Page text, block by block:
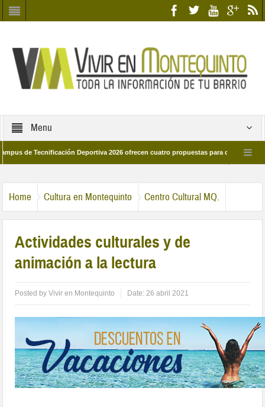
Menu
Tecnificación Deportiva 2026 ofrecen cuatro propuestas para disfrutar del
Home Cultura en Montequinto Centro Cultural MQ.
Actividades culturales y de
animación a la lectura
Posted byVivir en Montequinto Date:26 abril 2021